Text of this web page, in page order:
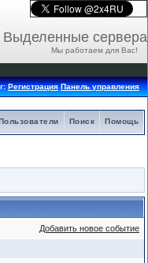
Выделенные сервера
Мы работаем для Вас!
Регистрация Панель управления
Помощь
Поиск
Добавить новое событие